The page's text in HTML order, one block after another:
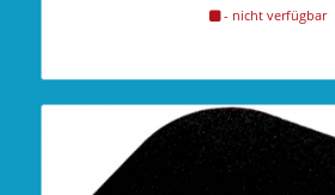
- nicht verfügbar